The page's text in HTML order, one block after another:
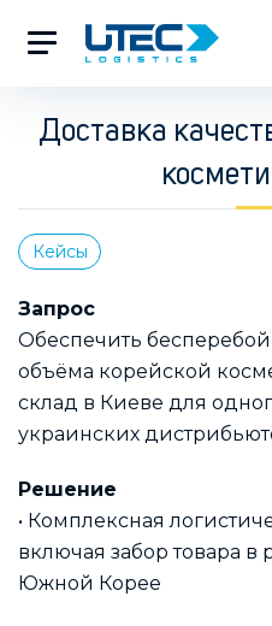
Доставка
Кейсы
Запрос
Обеспечить
объёма корейской
склад в Киеве для
украинских
Решение
• Комплексная
включая забор товара в
Южной Корее